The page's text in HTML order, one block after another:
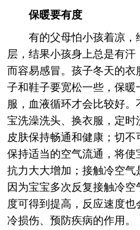
保暖要有度
有的父母怕小孩着凉
层，结果小孩身上总是有
而容易感冒。孩子冬天的
子和鞋子要宽松一些，保
服，血液循环才会比较好
宝洗澡洗头、换衣服，定
皮肤保持畅通和健康；切不
保持适当的空气流通，将
抗力大大增加；接触冷空气
因为宝宝多次反复接触冷
度可得到提高，反应速度
冷损伤、预防疾病的作用。